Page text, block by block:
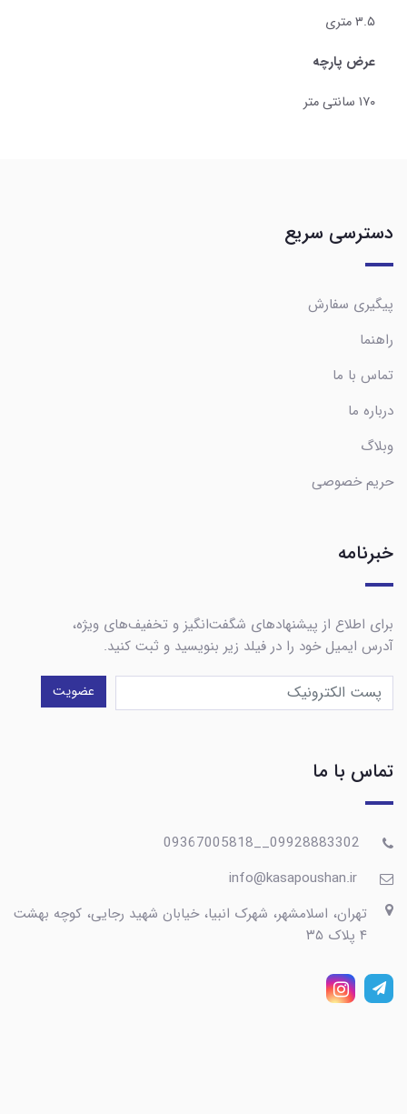
۳.۵ متری
عرض پارچه
۱۷۰ سانتی متر
دسترسی سریع
پیگیری سفارش
راهنما
تماس با ما
درباره ما
وبلاگ
حریم خصوصی
خبرنامه
برای اطلاع از پیشنهادهای شگفت‌انگیز و تخفیف‌های ویژه،
آدرس ایمیل خود را در فیلد زیر بنویسید و ثبت کنید.
عضویت
تماس با ما
تهران، اسلامشهر، شهرک انبیا، خیابان شهید رجایی، کوچه بهشت
۴ پلاک ۳۵